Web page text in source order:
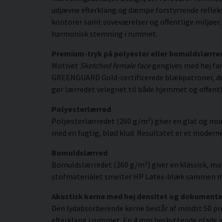
udjævne efterklang og dæmpe forstyrrende
kontorer samt soveværelser og offentlige
harmonisk stemning i rummet.
Premium-tryk på polyester eller
Motivet Sketched female face gengives med høj
GREENGUARD Gold-certificerede blækpatroner,
gør lærredet velegnet til både hjemmet og
Polyesterlærred
Polyesterlærredet (260 g/m²) giver en glat og
med en fugtig, blød klud. Resultatet er et
Bomuldslærred
Bomuldslærredet (260 g/m²) giver en klassisk,
stofmaterialet smelter HP Latex-blæk sammen
Akustisk kerne med høj densitet og
Den lydabsorberende kerne består af mindst 50
efterklang i rummet. En 4 mm beskyttende